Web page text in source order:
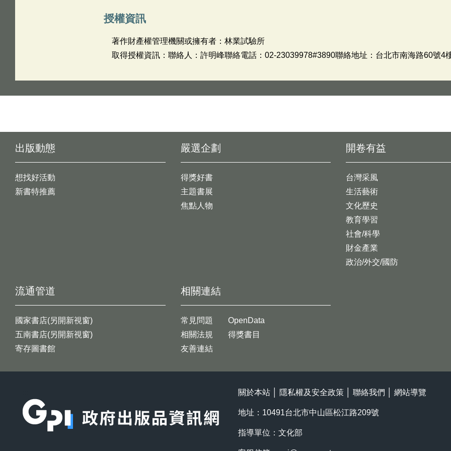
授權資訊
著作財產權管理機關或擁有者：林業試驗所
取得授權資訊：聯絡人：許明峰聯絡電話：02-23039978#3890聯絡地址：台北市南海路60號4
出版動態
想找好活動
新書特推薦
開卷有益
台灣采風
生活藝術
文化歷史
教育學習
社會/科學
財金產業
政治/外交/國防
嚴選企劃
得獎好書
主題書展
焦點人物
流通管道
國家書店(另開新視窗)
五南書店(另開新視窗)
寄存圖書館
相關連結
常見問題
相關法規
友善連結
OpenData
得獎書目
關於本站 隱私權及安全政策 聯絡我們 網站導覽
地址：10491台北市中山區松江路209號
指導單位：文化部